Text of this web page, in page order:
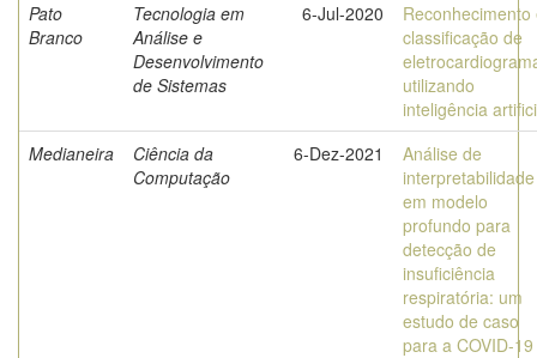
Pato
Branco
Tecnologia em
Análise e
Desenvolvimento
de Sistemas
6-Jul-2020
Reconhecimento
classificação de
utilizando
inteligência
Medianeira
Ciência da
Computação
6-Dez-2021
Análise de
interpretabilidade
em modelo
profundo para
detecção de
insuficiência
respiratória: um
estudo de caso
para a COVID­-19